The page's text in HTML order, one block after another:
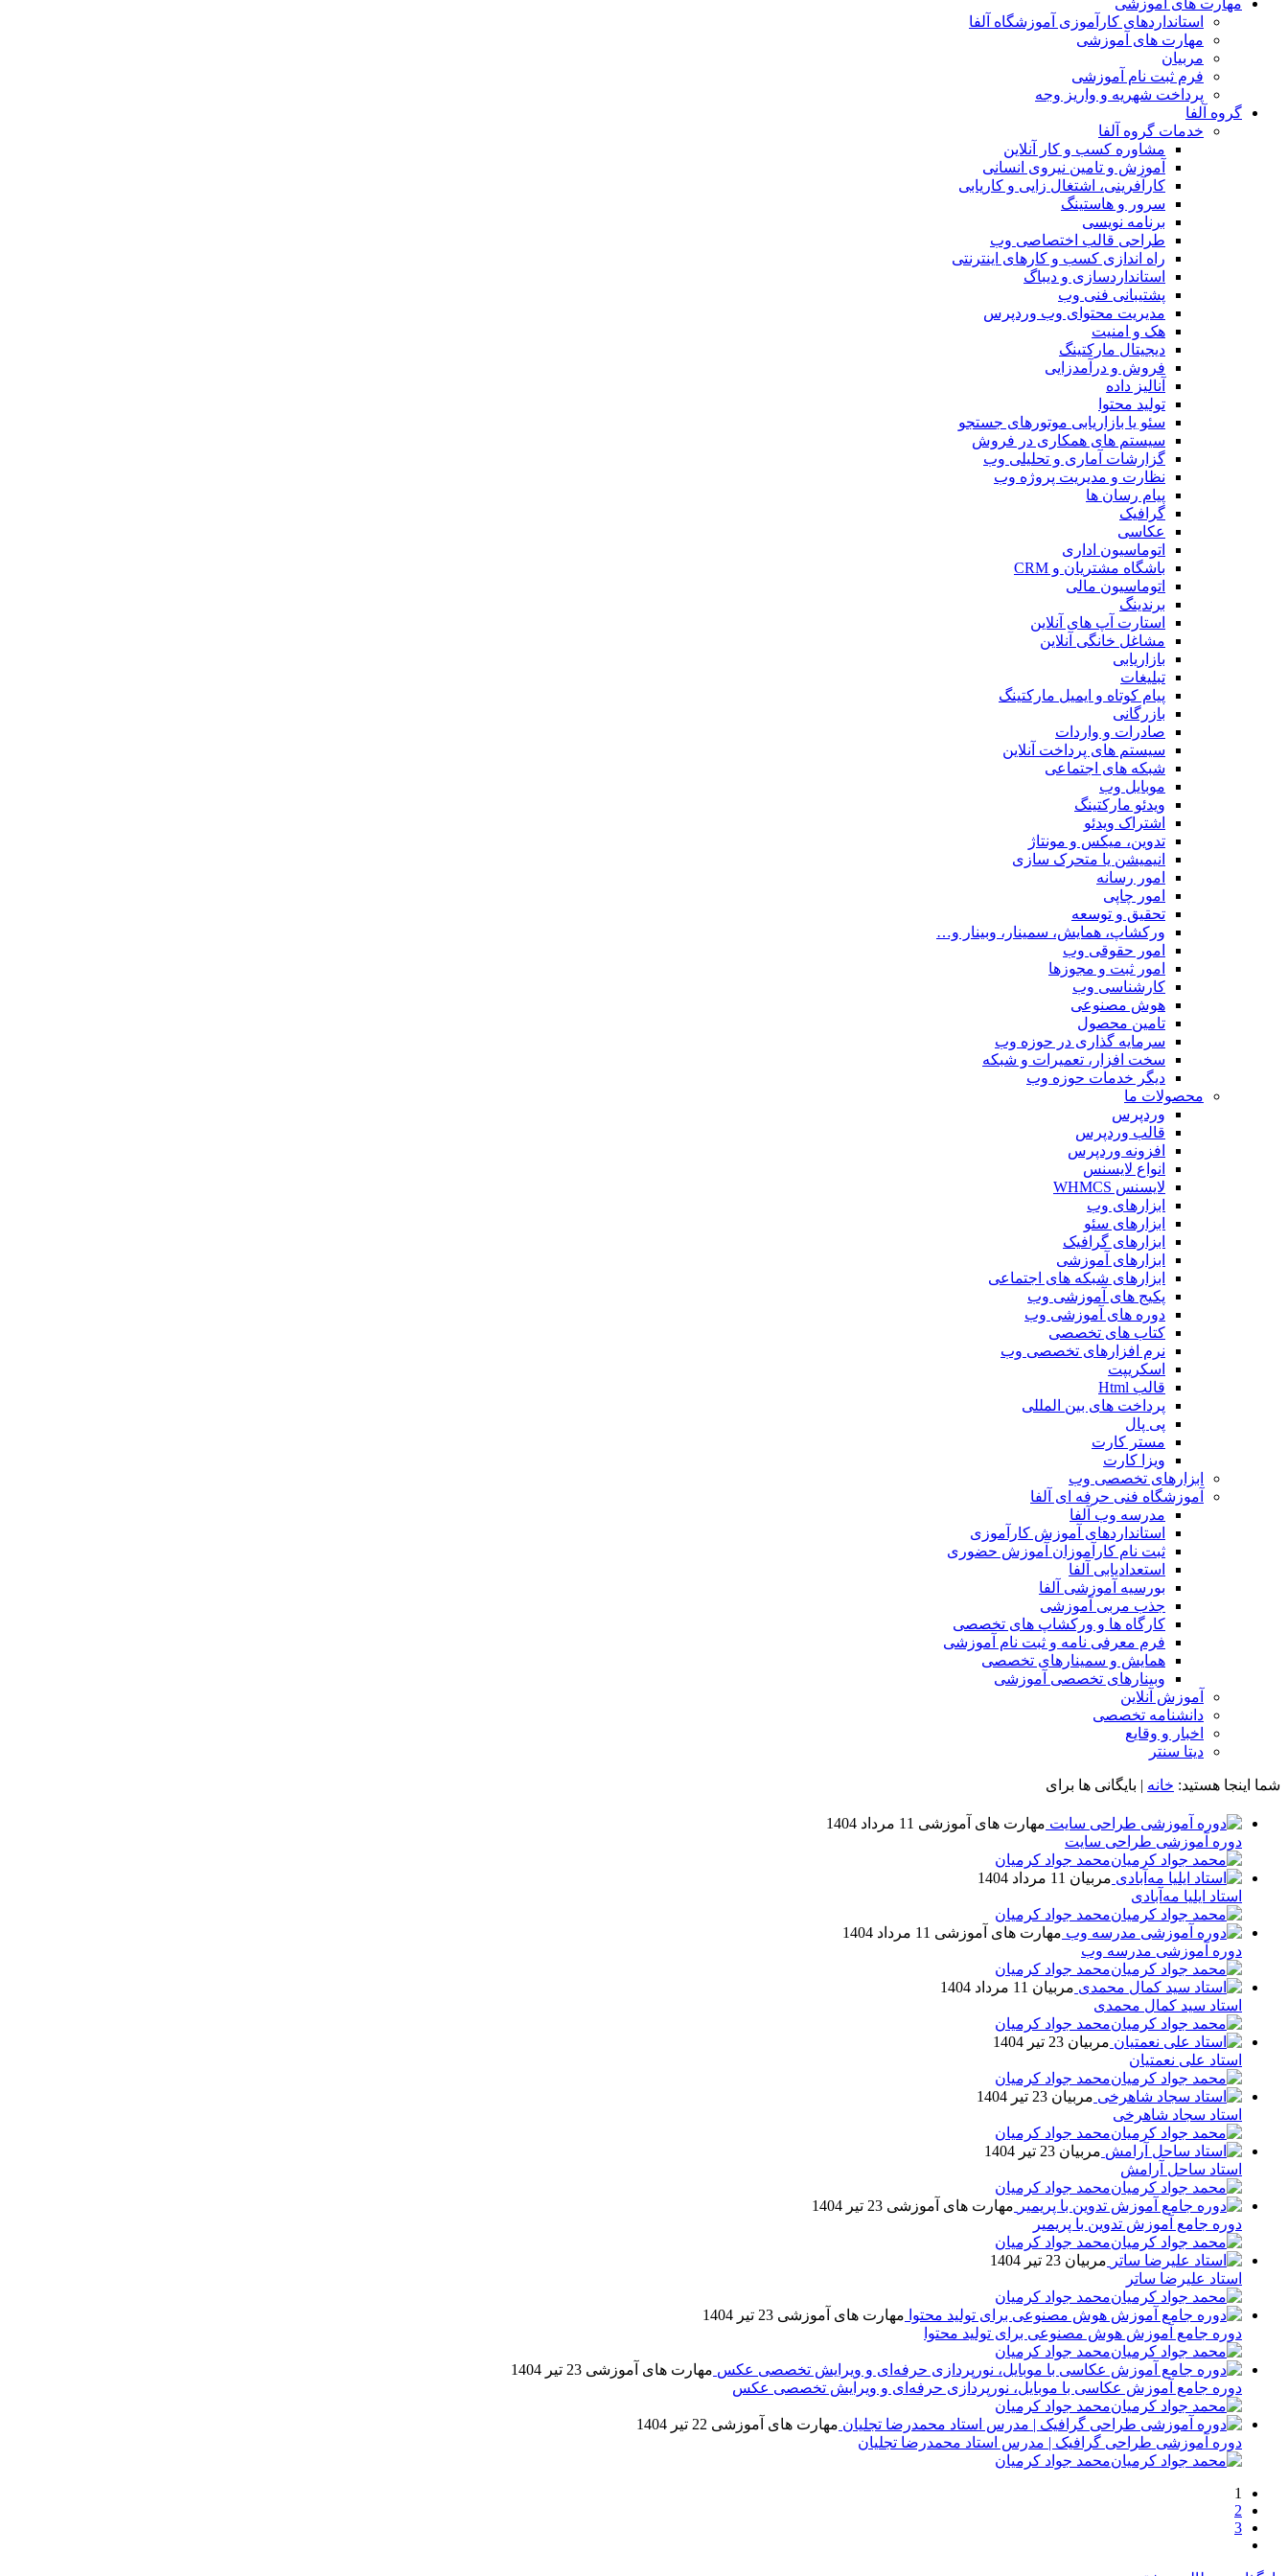
مهارت های آموزشی
استانداردهای کارآموزی آموزشگاه آلفا
مهارت های آموزشی
مربیان
فرم ثبت نام آموزشی
پرداخت شهریه و واریز وجه
گروه آلفا
خدمات گروه آلفا
مشاوره کسب و کار آنلاین
آموزش و تامین نیروی انسانی
کارآفرینی، اشتغال زایی و کاریابی
سرور و هاستینگ
برنامه نویسی
طراحی قالب اختصاصی وب
راه اندازی کسب و کارهای اینترنتی
استانداردسازی و دیباگ
پشتیبانی فنی وب
مدیریت محتوای وب وردپرس
هک و امنیت
دیجیتال مارکتینگ
فروش و درآمدزایی
آنالیز داده
تولید محتوا
سئو یا بازاریابی موتورهای جستجو
سیستم های همکاری در فروش
گزارشات آماری و تحلیلی وب
نظارت و مدیریت پروژه وب
پیام رسان ها
گرافیک
عکاسی
اتوماسیون اداری
باشگاه مشتریان و CRM
اتوماسیون مالی
برندینگ
استارت آپ های آنلاین
مشاغل خانگی آنلاین
بازاریابی
تبلیغات
پیام کوتاه و ایمیل مارکتینگ
بازرگانی
صادرات و واردات
سیستم های پرداخت آنلاین
شبکه های اجتماعی
موبایل وب
ویدئو مارکتینگ
اشتراک ویدئو
تدوین، میکس و مونتاژ
انیمیشن یا متحرک سازی
امور رسانه
امور چاپی
تحقیق و توسعه
ورکشاپ، همایش، سمینار، وبینار و…
امور حقوقی وب
امور ثبت و مجوزها
کارشناسی وب
هوش مصنوعی
تامین محصول
سرمایه گذاری در حوزه وب
سخت افزار، تعمیرات و شبکه
دیگر خدمات حوزه وب
محصولات ما
وردپرس
قالب وردپرس
افزونه وردپرس
انواع لایسنس
لایسنس WHMCS
ابزارهای وب
ابزارهای سئو
ابزارهای گرافیک
ابزارهای آموزشی
ابزارهای شبکه های اجتماعی
پکیج های آموزشی وب
دوره های آموزشی وب
کتاب های تخصصی
نرم افزارهای تخصصی وب
اسکریپت
قالب Html
پرداخت های بین المللی
پی پال
مستر کارت
ویزا کارت
ابزارهای تخصصی وب
آموزشگاه فنی حرفه ای آلفا
مدرسه وب آلفا
استانداردهای آموزش کارآموزی
ثبت نام کارآموزان آموزش حضوری
استعدادیابی آلفا
بورسیه آموزشی آلفا
جذب مربی آموزشی
کارگاه ها و ورکشاپ های تخصصی
فرم معرفی نامه و ثبت نام آموزشی
همایش و سمینارهای تخصصی
وبینارهای تخصصی آموزشی
آموزش آنلاین
دانشنامه تخصصی
اخبار و وقایع
دیتا سنتر
شما اینجا هستید: خانه | بایگانی ها برای
مهارت های آموزشی 11 مرداد 1404
دوره آموزشی طراحی سایت
محمد جواد کرمیان
مربیان 11 مرداد 1404
استاد ایلیا مه‌آبادی
محمد جواد کرمیان
مهارت های آموزشی 11 مرداد 1404
دوره آموزشی مدرسه وب
محمد جواد کرمیان
مربیان 11 مرداد 1404
استاد سید کمال محمدی
محمد جواد کرمیان
مربیان 23 تیر 1404
استاد علی نعمتیان
محمد جواد کرمیان
مربیان 23 تیر 1404
استاد سجاد شاهرخی
محمد جواد کرمیان
مربیان 23 تیر 1404
استاد ساحل آرامش
محمد جواد کرمیان
مهارت های آموزشی 23 تیر 1404
دوره جامع آموزش تدوین با پریمیر
محمد جواد کرمیان
مربیان 23 تیر 1404
استاد علیرضا ساتر
محمد جواد کرمیان
مهارت های آموزشی 23 تیر 1404
دوره جامع آموزش هوش مصنوعی برای تولید محتوا
محمد جواد کرمیان
مهارت های آموزشی 23 تیر 1404
دوره جامع آموزش عکاسی با موبایل، نورپردازی حرفه‌ای و ویرایش تخصصی عکس
محمد جواد کرمیان
مهارت های آموزشی 22 تیر 1404
دوره آموزشی طراحی گرافیک | مدرس استاد محمدرضا تجلیان
محمد جواد کرمیان
1
2
3